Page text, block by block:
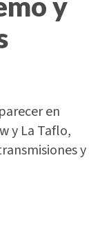
en
y La Taflo,
y